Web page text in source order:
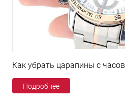
Как убрать царапины с часов
Подробнее